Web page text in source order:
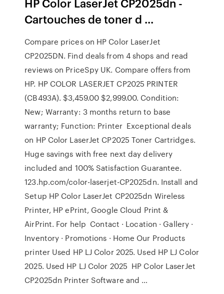
Cartouches de toner d ...
Compare prices on HP Color LaserJet
CP2025DN. Find deals from 4 shops and read
reviews on PriceSpy UK. Compare offers from
HP. HP COLOR LASERJET CP2025 PRINTER
(CB493A). $3,459.00 $2,999.00. Condition:
New; Warranty: 3 months return to base
warranty; Function: Printer Exceptional deals
on HP Color LaserJet CP2025 Toner Cartridges.
Huge savings with free next day delivery
included and 100% Satisfaction Guarantee.
123.hp.com/color-laserjet-CP2025dn. Install and
Setup HP Color LaserJet CP2025dn Wireless
Printer, HP ePrint, Google Cloud Print &
AirPrint. For help Contact · Location · Gallery ·
Inventory · Promotions · Home Our Products
printer Used HP LJ Color 2025. Used HP LJ Color
2025. Used HP LJ Color 2025 HP Color LaserJet
CP2025dn Printer Software and …